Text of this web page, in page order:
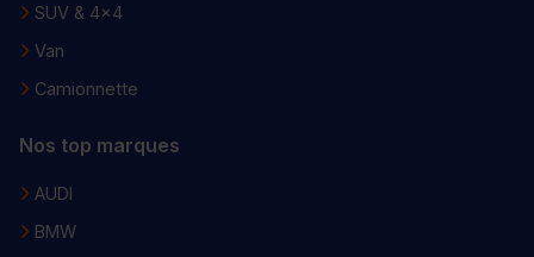
SUV & 4x4
Van
Camionnette
Nos top marques
AUDI
BMW